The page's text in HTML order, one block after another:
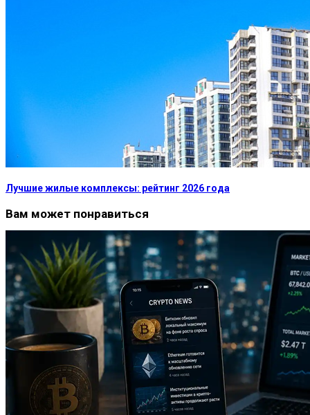
Лучшие жилые комплексы: рейтинг 2026 года
Вам может понравиться